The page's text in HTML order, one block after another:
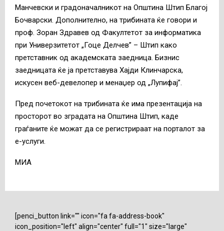
Манчевски и градоначалникот на Општина Штип Благој
Бочварски. Дополнително, на трибината ќе говори и
проф. Зоран Здравев од Факултетот за информатика
при Универзитетот „Гоце Делчев” – Штип како
претставник од академската заедница. Бизнис
заедницата ќе ја претставува Хајди Клинчарска,
искусен веб-девелопер и менаџер од „Лупифај”.
Пред почетокот на трибината ќе има презентација на
просторот во зградата на Општина Штип, каде
граѓаните ќе можат да се регистрираат на порталот за
е-услуги.
МИА
[penci_button link="" icon="fa fa-address-book"
icon_position="left" align="center" full="1" size="large"